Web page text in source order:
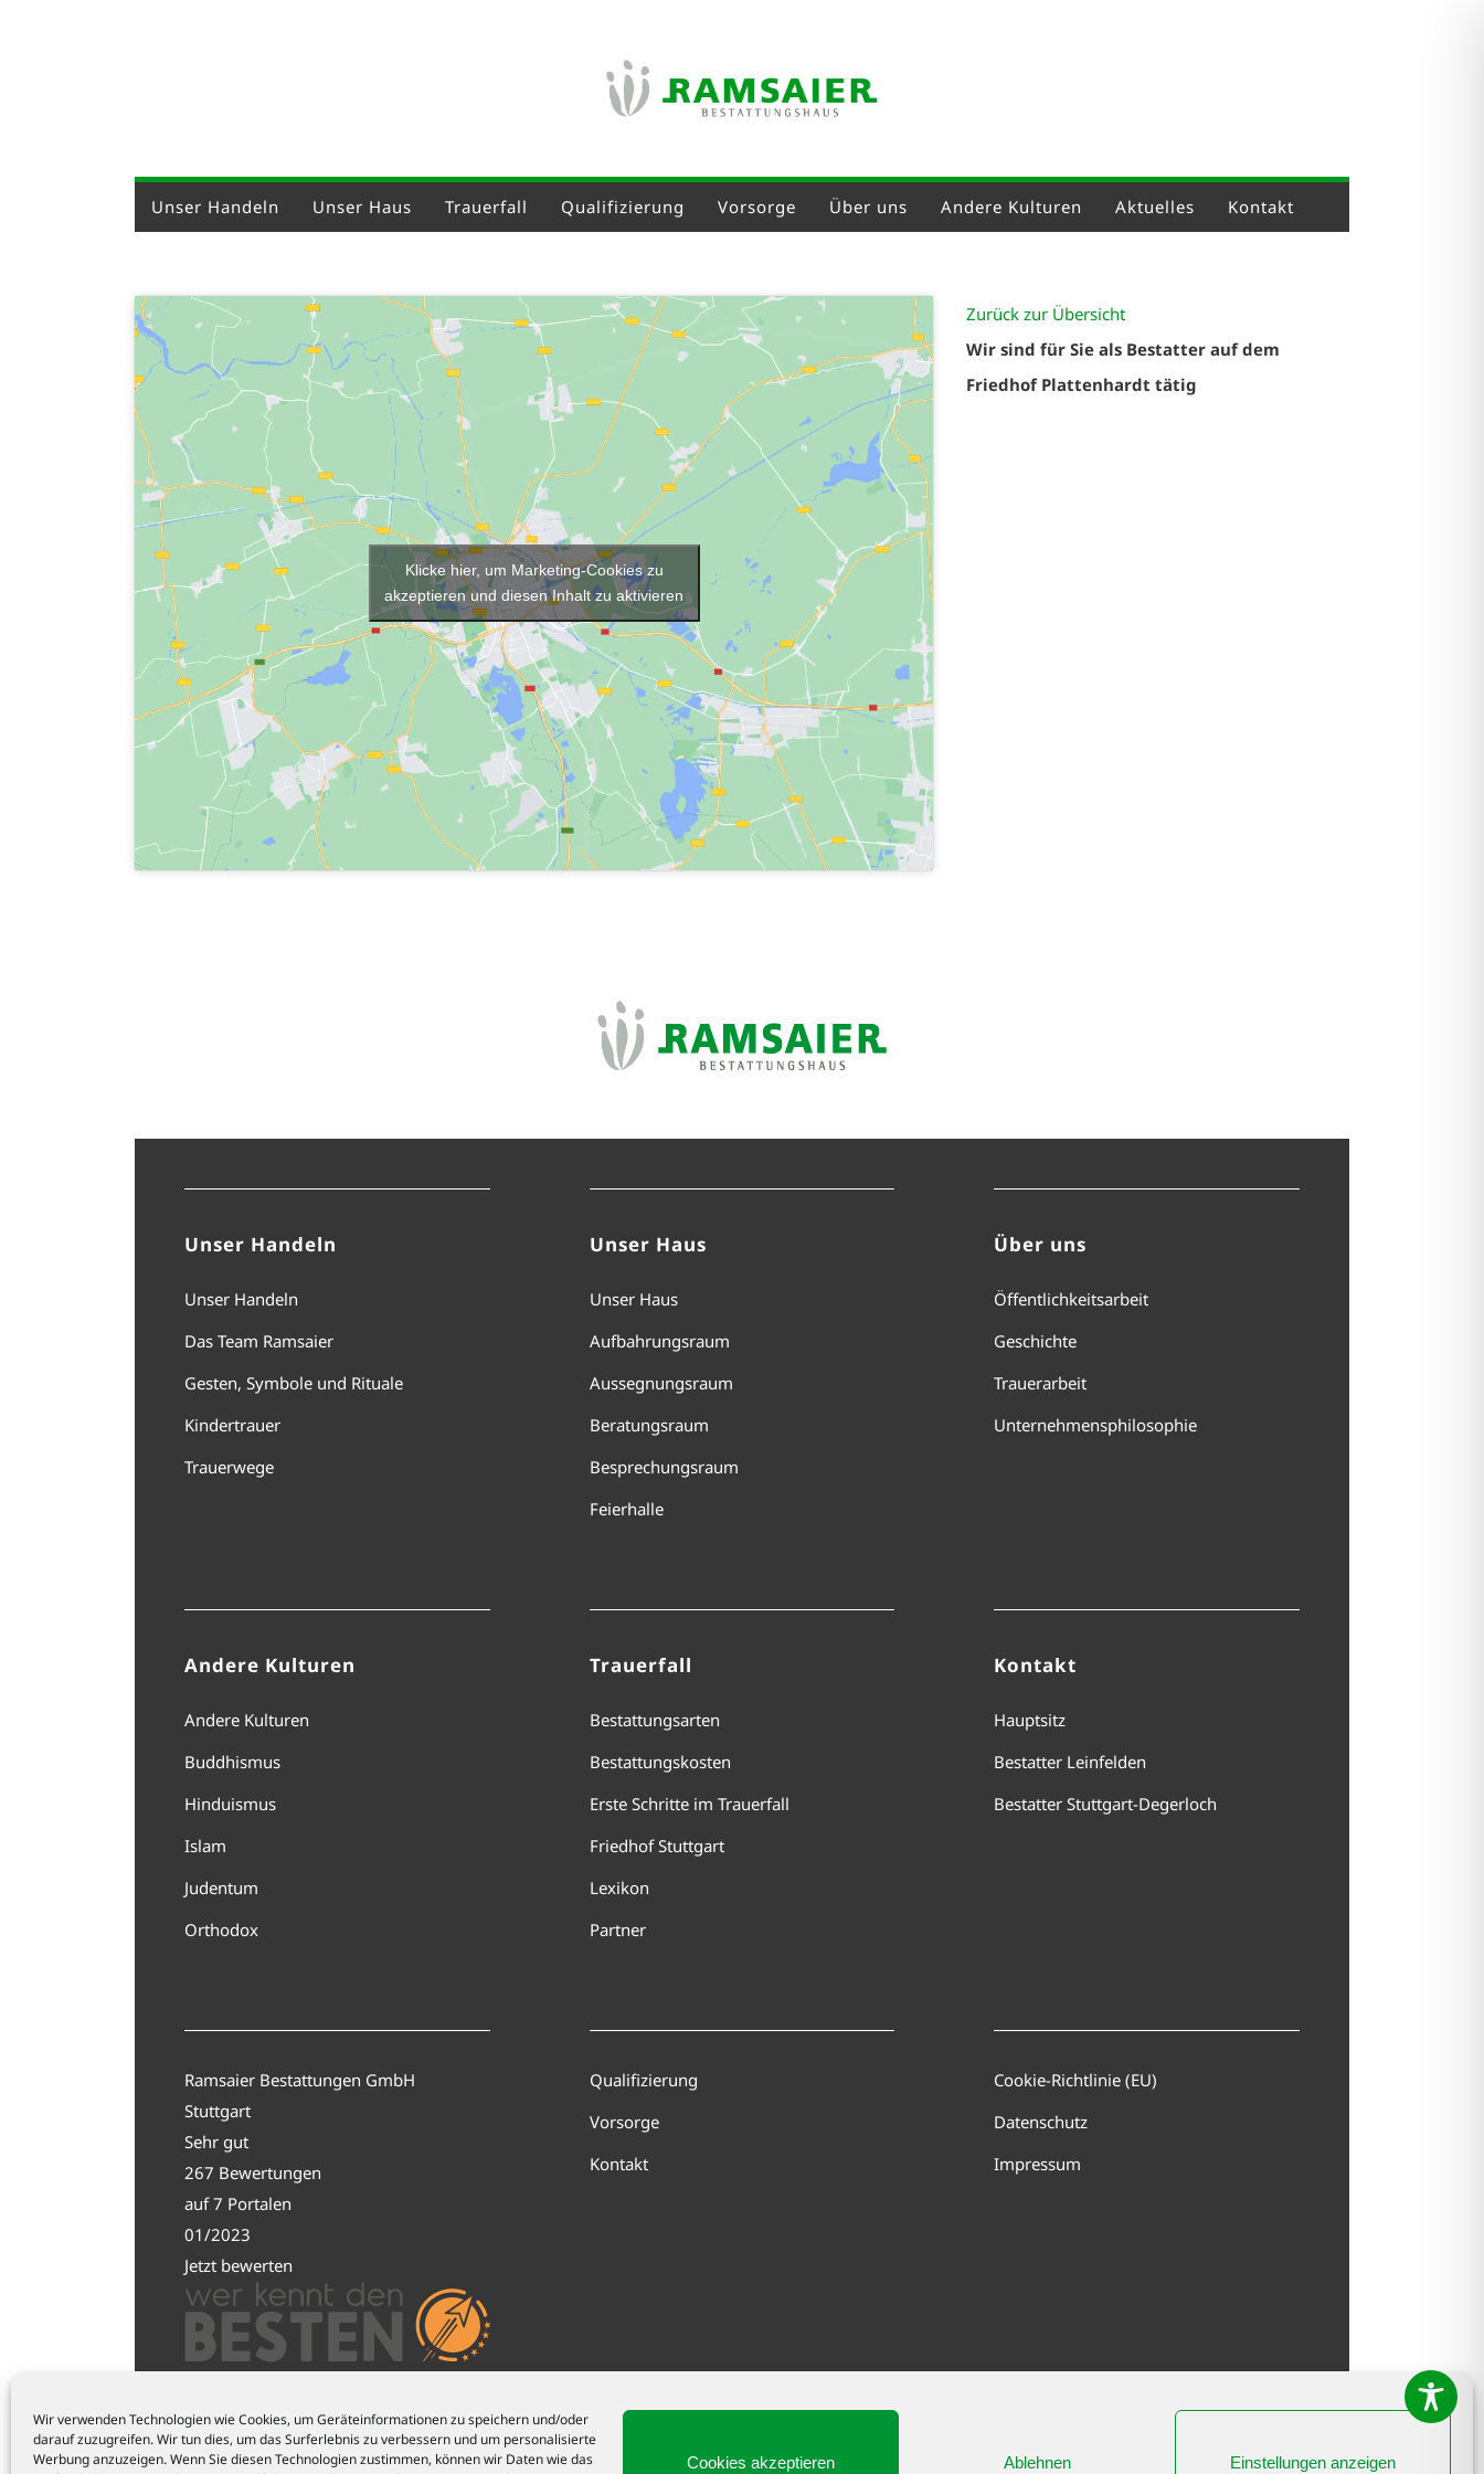
Wir verwenden Technologien wie Cookies, um Geräteinformationen zu speichern und/oder
darauf zuzugreifen. Wir tun dies, um das Surferlebnis zu verbessern und um personalisierte
Werbung anzuzeigen. Wenn Sie diesen Technologien zustimmen, können wir Daten wie das
Cookies akzeptieren Ablehnen Einstellungen anzeigen
Unser Handeln Unser Haus Trauerfall Qualifizierung Vorsorge Über uns Andere Kulturen Aktuelles Kontakt
Klicke hier, um Marketing-Cookies zu
akzeptieren und diesen Inhalt zu aktivieren
Zurück zur Übersicht
Wir sind für Sie als Bestatter auf dem
Friedhof Plattenhardt tätig
Unser Handeln
Unser Handeln
Das Team Ramsaier
Gesten, Symbole und Rituale
Kindertrauer
Trauerwege
Andere Kulturen
Andere Kulturen
Buddhismus
Hinduismus
Islam
Judentum
Orthodox
Ramsaier Bestattungen GmbH
Stuttgart
Sehr gut
267 Bewertungen
auf 7 Portalen
01/2023
Jetzt bewerten
Unser Haus
Unser Haus
Aufbahrungsraum
Aussegnungsraum
Beratungsraum
Besprechungsraum
Feierhalle
Trauerfall
Bestattungsarten
Bestattungskosten
Erste Schritte im Trauerfall
Friedhof Stuttgart
Lexikon
Partner
Qualifizierung
Vorsorge
Kontakt
Über uns
Öffentlichkeitsarbeit
Geschichte
Trauerarbeit
Unternehmensphilosophie
Kontakt
Hauptsitz
Bestatter Leinfelden
Bestatter Stuttgart-Degerloch
Cookie-Richtlinie (EU)
Datenschutz
Impressum